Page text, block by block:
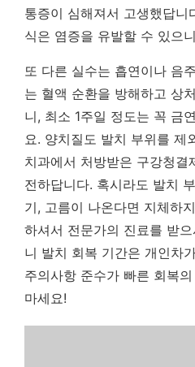
통증이 심해져서 고생했답니
식은 염증을 유발할 수 있으
또 다른 실수는 흡연이나 음
는 혈액 순환을 방해하고 상
니, 최소 1주일 정도는 꼭 금
요. 양치질도 발치 부위를 제
치과에서 처방받은 구강청
전하답니다. 혹시라도 발치
기, 고름이 나온다면 지체하
하셔서 전문가의 진료를 받
니 발치 회복 기간은 개인차
주의사항 준수가 빠른 회복
마세요!